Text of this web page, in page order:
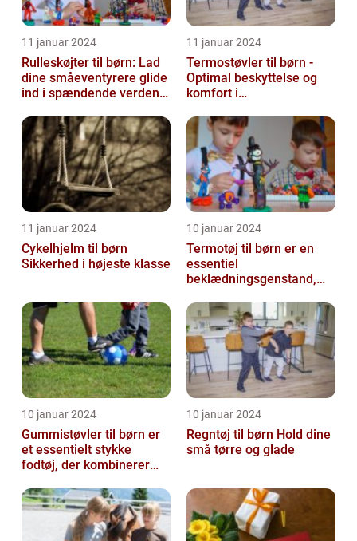
11 januar 2024
Rulleskøjter til børn: Lad
dine småeventyrere glide
ind i spændende verden
11 januar 2024
Termostøvler til børn -
Optimal beskyttelse og
komfort i
11 januar 2024
Cykelhjelm til børn
Sikkerhed i højeste klasse
10 januar 2024
Termotøj til børn er en
essentiel
beklædningsgenstand,
rolle i at holde vor...
10 januar 2024
Gummistøvler til børn er
et essentielt stykke
fodtøj, der kombinerer
stil...
10 januar 2024
Regntøj til børn Hold dine
små tørre og glade